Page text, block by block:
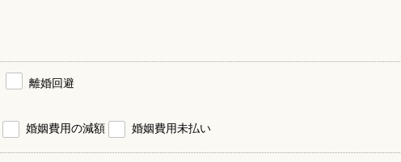
離婚回避
婚姻費用の減額 婚姻費用未払い